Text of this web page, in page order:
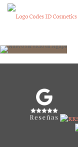
Tu piel no